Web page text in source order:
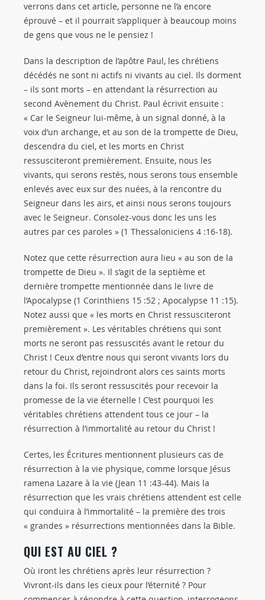
verrons dans cet article, personne ne l’a encore
éprouvé – et il pourrait s’appliquer à beaucoup moins
de gens que vous ne le pensiez !
Dans la description de l’apôtre Paul, les chrétiens
décédés ne sont ni actifs ni vivants au ciel. Ils dorment
– ils sont morts – en attendant la résurrection au
second Avènement du Christ. Paul écrivit ensuite :
« Car le Seigneur lui-même, à un signal donné, à la
voix d’un archange, et au son de la trompette de Dieu,
descendra du ciel, et les morts en Christ
ressusciteront premièrement. Ensuite, nous les
vivants, qui serons restés, nous serons tous ensemble
enlevés avec eux sur des nuées, à la rencontre du
Seigneur dans les airs, et ainsi nous serons toujours
avec le Seigneur. Consolez-vous donc les uns les
autres par ces paroles » (1 Thessaloniciens 4 :16-18).
Notez que cette résurrection aura lieu « au son de la
trompette de Dieu ». Il s’agit de la septième et
dernière trompette mentionnée dans le livre de
l’Apocalypse (1 Corinthiens 15 :52 ; Apocalypse 11 :15).
Notez aussi que « les morts en Christ ressusciteront
premièrement ». Les véritables chrétiens qui sont
morts ne seront pas ressuscités avant le retour du
Christ ! Ceux d’entre nous qui seront vivants lors du
retour du Christ, rejoindront alors ces saints morts
dans la foi. Ils seront ressuscités pour recevoir la
promesse de la vie éternelle ! C’est pourquoi les
véritables chrétiens attendent tous ce jour – la
résurrection à l’immortalité au retour du Christ !
Certes, les Écritures mentionnent plusieurs cas de
résurrection à la vie physique, comme lorsque Jésus
ramena Lazare à la vie (Jean 11 :43-44). Mais la
résurrection que les vrais chrétiens attendent est celle
qui conduira à l’immortalité – la première des trois
« grandes » résurrections mentionnées dans la Bible.
QUI EST AU CIEL ?
Où iront les chrétiens après leur résurrection ?
Vivront-ils dans les cieux pour l’éternité ? Pour